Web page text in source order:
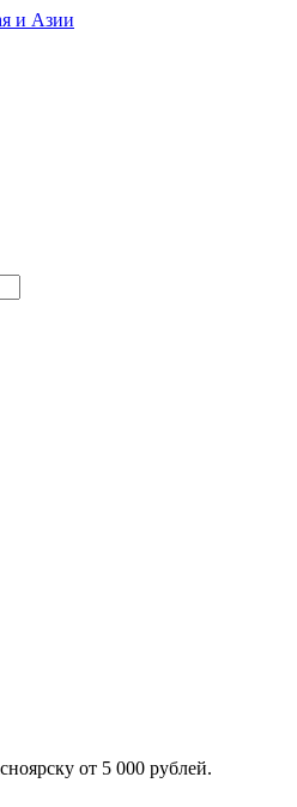
от 5 000 рублей.